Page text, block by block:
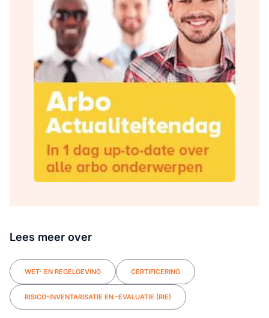
Lees meer over
WET- EN REGELGEVING CERTIFICERING
RISICO-INVENTARISATIE EN -EVALUATIE (RIE)